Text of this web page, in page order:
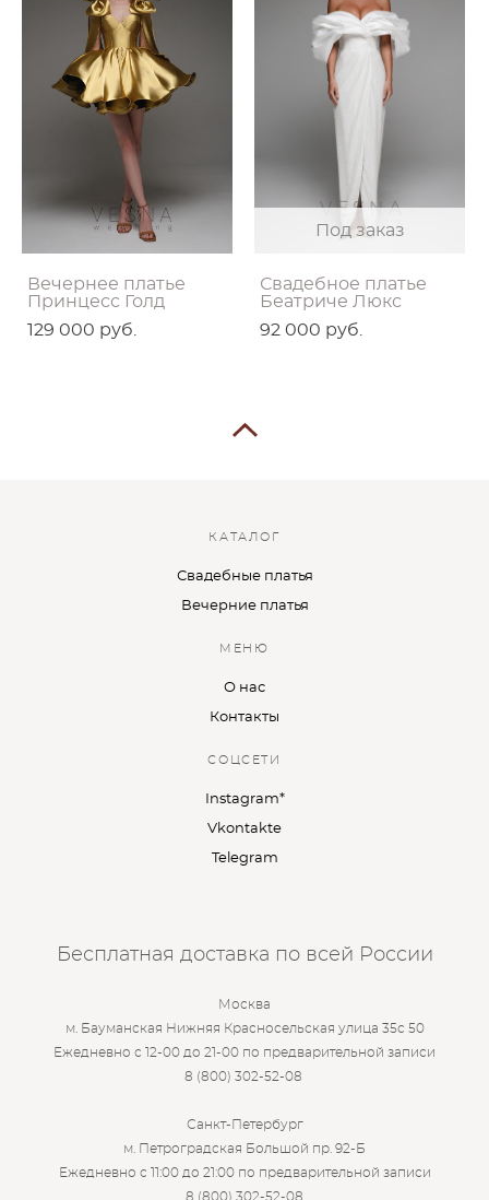
Вечернее платье
Принцесс Голд
129 000 pуб.
Под заказ
Свадебное платье
Беатриче Люкс
92 000 pуб.
КАТАЛОГ
Свадебные платья
Вечерние платья
МЕНЮ
О нас
Контакты
СОЦСЕТИ
Instagram*
Vkontakte
Telegram
Бесплатная доставка по всей России
Москва
м. Бауманская Нижняя Красносельская улица 35с 50
Ежедневно с 12-00 до 21-00 по предварительной записи
8 (800) 302-52-08
Санкт-Петербург
м. Петроградская Большой пр. 92-Б
Ежедневно с 11:00 до 21:00 по предварительной записи
8 (800) 302-52-08